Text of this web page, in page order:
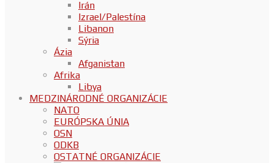
Irán
Izrael/Palestína
Libanon
Sýria
Ázia
Afganistan
Afrika
Libya
MEDZINÁRODNÉ ORGANIZÁCIE
NATO
EURÓPSKA ÚNIA
OSN
ODKB
OSTATNÉ ORGANIZÁCIE